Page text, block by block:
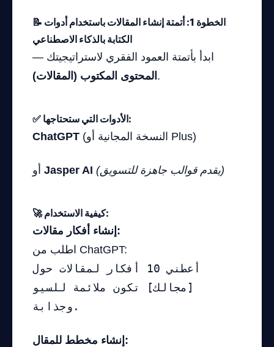
📝 الخطوة 1: أتمتة إنشاء المقالات باستخدام أدوات
الكتابة بالذكاء الاصطناعي
ابدأ بأتمتة العمود الفقري لاستراتيجيتك —
المحتوى المكتوب (المقالات) .
✅ الأدوات التي ستحتاجها:
ChatGPT
(النسخة المجانية أو Plus)
Jasper AI (يقدم قوالب جاهزة للتسويق)
🚀 كيفية الاستخدام:
إنشاء أفكار مقالات:
اطلب من ChatGPT:
أعطني 10 أفكار لمقالات حول
[مجالك] تكون ملائمة للسيو
وجذابة.
إنشاء مخطط للمقال: